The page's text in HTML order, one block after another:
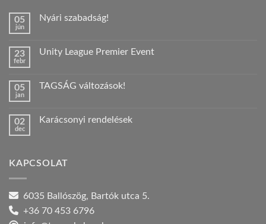
05
jún
Nyári szabadság!
Nyári
23
febr
Unity League Premier Event
Unity
bejegyzéshez
05
jan
TAGSÁG változások!
TAGSÁG
02
dec
Karácsonyi rendelések
rendelések
KAPCSOLAT
6035 Ballószög, Bartók utca 5.
+36 70 453 6796